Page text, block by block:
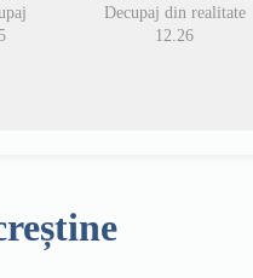
Decupaj din realitate
12.26